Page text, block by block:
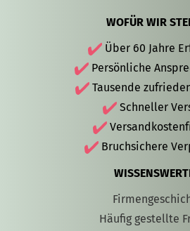
WOFÜR WIR
Über 60 Jahre
Persönliche
Tausende
Schneller
Bruchsichere
Häufig gestellte